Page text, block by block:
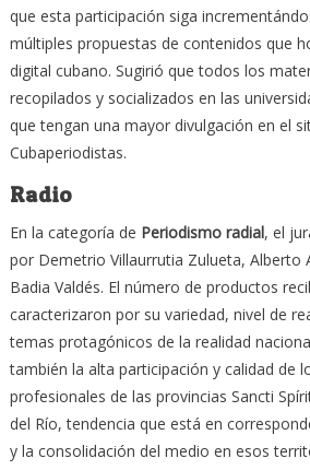
que esta participación siga
múltiples propuestas de contenidos que
digital cubano. Sugirió que todos los
recopilados y socializados en las
que tengan una mayor divulgación en el
Cubaperiodistas.
Radio
En la categoría de Periodismo radial, el
por Demetrio Villaurrutia Zulueta, Alberto
Badia Valdés. El número de productos
caracterizaron por su variedad, nivel de
temas protagónicos de la realidad
también la alta participación y calidad de
profesionales de las provincias Sancti
del Río, tendencia que está en
y la consolidación del medio en esos